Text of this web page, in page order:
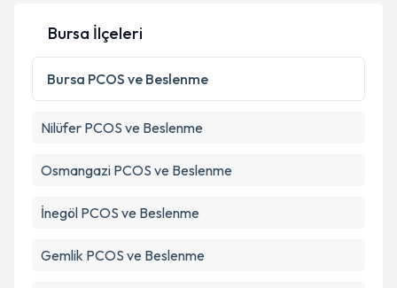
Kişisel verilerimin işlenmesine ilişkinAydınlatma
Metni'ni okudum ve kişisel verilerimin belirtilen
kapsamda işlenmesini kabul ediyorum.
Bursa İlçeleri
Bursa PCOS ve Beslenme
Nilüfer PCOS ve Beslenme
Osmangazi PCOS ve Beslenme
İnegöl PCOS ve Beslenme
Gemlik PCOS ve Beslenme